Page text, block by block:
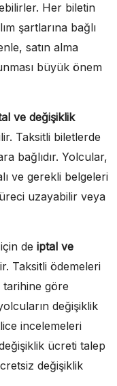
Her biletin
şartlarına bağlı
satın alma
büyük önem
ve değişiklik
Taksitli biletlerde
bağlıdır. Yolcular,
ve gerekli belgeleri
uzayabilir veya
de iptal ve
Taksitli ödemeleri
tarihine göre
değişiklik
incelemeleri
ücreti talep
değişiklik